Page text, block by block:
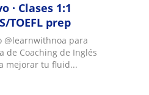
· Clases 1:1
TOEFL prep
@learnwithnoa para
de Coaching de Inglés
mejorar tu fluid...